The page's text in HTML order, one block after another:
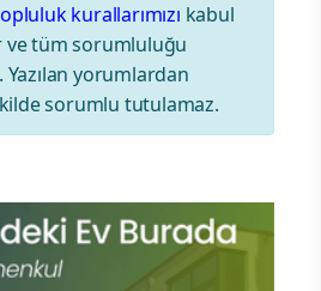
kurallarımızı kabul
tüm sorumluluğu
yorumlardan
sorumlu tutulamaz.